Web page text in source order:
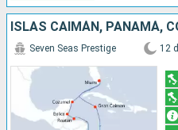
Seven Seas Prestige 12 d